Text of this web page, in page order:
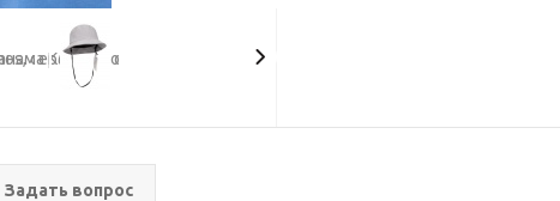
Задать вопрос